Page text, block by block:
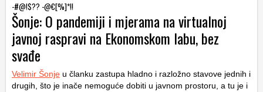
-#@!$?? -@€[%]*!!
Šonje: O pandemiji i mjerama na virtualnoj
javnoj raspravi na Ekonomskom labu, bez
svađe
Velimir Šonje u članku zastupa hladno i razložno stavove jednih i
drugih, što je inače nemoguće dobiti u javnom prostoru, a tu je i